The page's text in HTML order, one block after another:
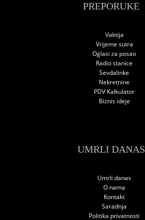
PREPORUKE
Vaktija
Vrijeme sutra
Oglasi za posao
Radio stanice
Sevdalinke
Nekretnine
PDV Kalkulator
Biznis ideje
UMRLI DANAS
Umrli danas
O nama
Kontakt
Saradnja
Politika privatnosti